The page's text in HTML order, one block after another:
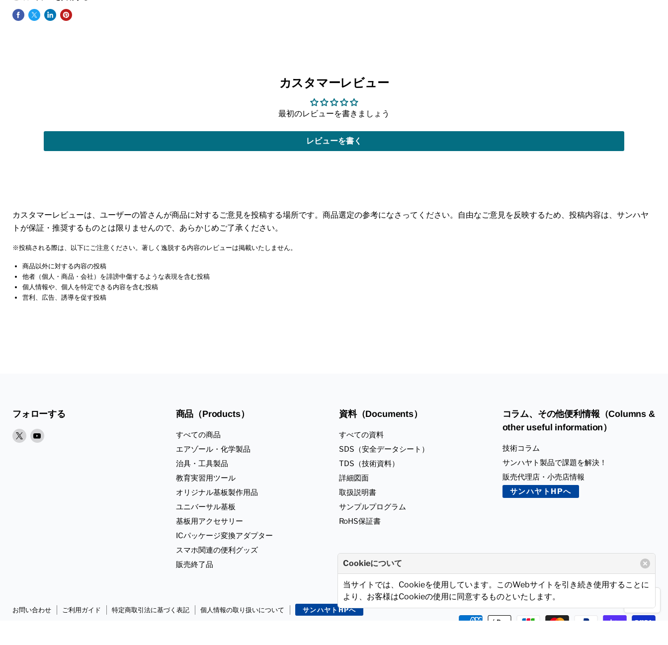
カスタマーレビュー
最初のレビューを書きましょう
レビューを書く
カスタマーレビューは、ユーザーの皆さんが商品に対するご意見を投稿する場所です。商品選定の参考になさってください。自由なご意見を反映するため、投稿内容は、サンハヤ
トが保証・推奨するものとは限りませんので、あらかじめご了承ください。
※投稿される際は、以下にご注意ください。著しく逸脱する内容のレビューは掲載いたしません。
商品以外に対する内容の投稿
他者（個人・商品・会社）を誹謗中傷するような表現を含む投稿
個人情報や、個人を特定できる内容を含む投稿
営利、広告、誘導を促す投稿
フォローする
X
Youtube
商品（Products）
すべての商品
エアゾール・化学製品
治具・工具製品
教育実習用ツール
オリジナル基板製作用品
ユニバーサル基板
基板用アクセサリー
ICパッケージ変換アダプター
スマホ関連の便利グッズ
販売終了品
資料（Documents）
すべての資料
SDS（安全データシート）
TDS（技術資料）
詳細図面
取扱説明書
サンプルプログラム
RoHS保証書
コラム、その他便利情報（Columns &
other useful information）
技術コラム
サンハヤト製品で課題を解決！
販売代理店・小売店情報
サンハヤトHPへ
お問い合わせ ご利用ガイド 特定商取引法に基づく表記 個人情報の取り扱いについて
サンハヤトHPへ
Cookieについて
当サイトでは、Cookieを使用しています。このWebサイトを引き続き使用することに
より、お客様はCookieの使用に同意するものといたします。